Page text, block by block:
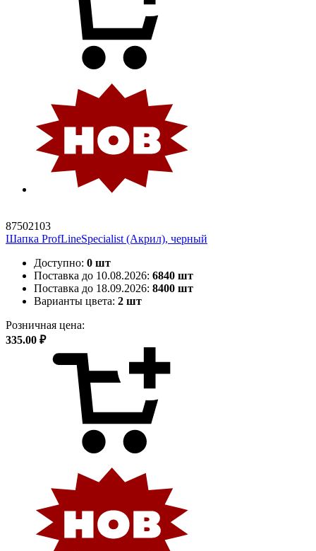
87502103
Шапка ProfLineSpecialist (Акрил), черный
Доступно: 0 шт
Поставка до 10.08.2026: 6840 шт
Поставка до 18.09.2026: 8400 шт
Варианты цвета: 2 шт
Розничная цена:
335.00 ₽